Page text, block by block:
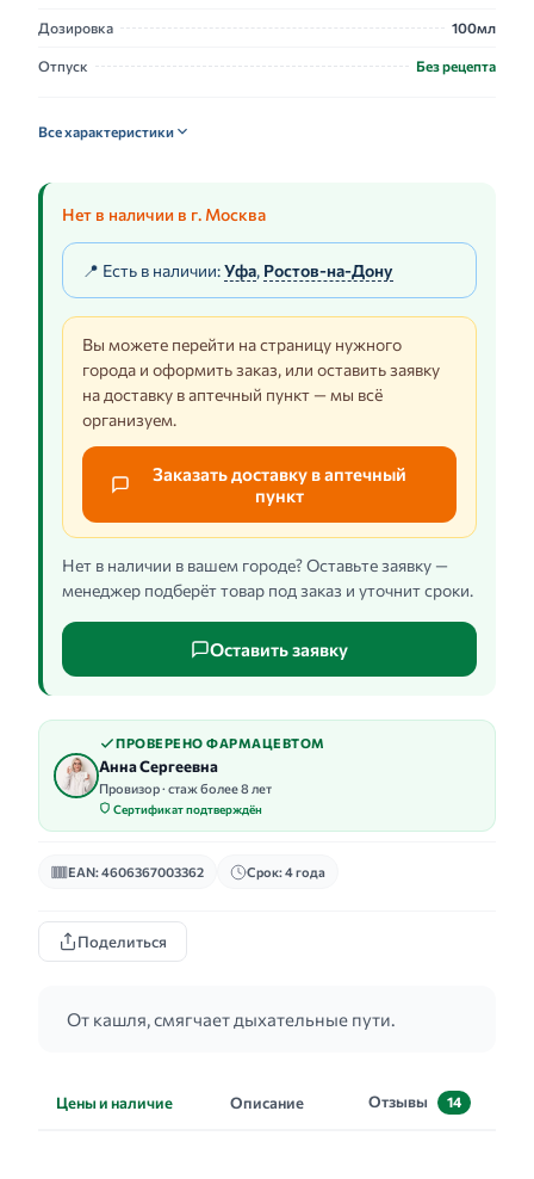
Дозировка 100мл
Отпуск Без рецепта
Все характеристики
Нет в наличии в г. Москва
📍 Есть в наличии:Уфа, Ростов-на-Дону
Вы можете перейти на страницу нужного
города и оформить заказ, или оставить заявку
на доставку в аптечный пункт — мы всё
организуем.
Заказать доставку в аптечный
пункт
Нет в наличии в вашем городе? Оставьте заявку —
менеджер подберёт товар под заказ и уточнит сроки.
Оставить заявку
ПРОВЕРЕНО ФАРМАЦЕВТОМ
Анна Сергеевна
Провизор · стаж более 8 лет
Сертификат подтверждён
EAN: 4606367003362 Срок: 4 года
Поделиться
От кашля, смягчает дыхательные пути.
Цены и наличие Описание Отзывы 14